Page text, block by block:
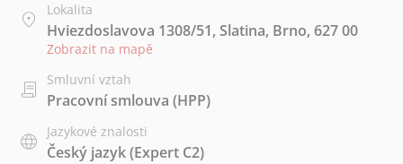
Lokalita
Hviezdoslavova 1308/51, Slatina, Brno, 627 00
Zobrazit na mapě
Smluvní vztah
Pracovní smlouva (HPP)
Jazykové znalosti
Český jazyk(Expert C2)